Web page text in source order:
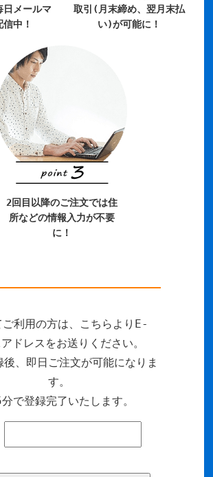
日メールマ
中！
取引(月末締め、翌月末払
い)が可能に！
2回目以降のご注文では住
所などの情報入力が不要
に！
ご利用の方は、こちらよりE-
ドレスをお送りください。
後、即日ご注文が可能になりま
す。
で登録完了いたします。